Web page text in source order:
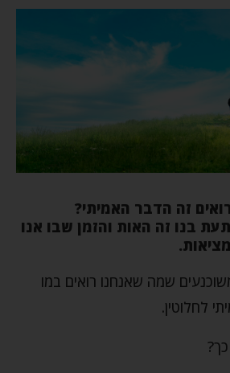
זה הדבר האמיתי?
בנו זה האות והזמן שבו אנו
שמה שאנחנו רואים במו
לחלוטין.